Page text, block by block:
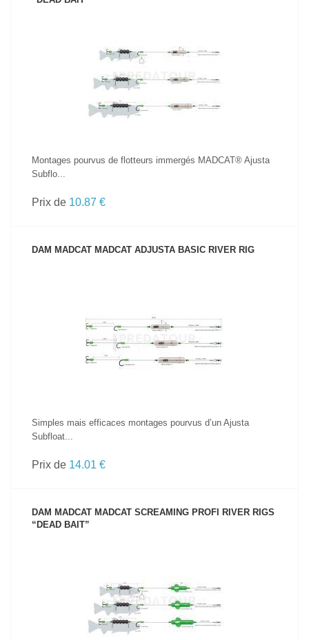
VOIR LE PRODUIT
Montages pourvus de flotteurs immergés MADCAT® Ajusta
Subflo...
Prix de 10.87 €
DAM MADCAT MADCAT ADJUSTA BASIC RIVER RIG
VOIR LE PRODUIT
Simples mais efficaces montages pourvus d’un Ajusta
Subfloat...
Prix de 14.01 €
DAM MADCAT MADCAT SCREAMING PROFI RIVER RIGS
“DEAD BAIT”
VOIR LE PRODUIT